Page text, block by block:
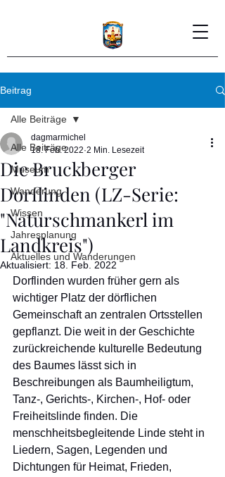
Beitrag
Alle Beiträge
Museum
Wanderung
Wissen
Jahresplanung
Aktuelles und Wanderungen
Alle Beiträge
Die Bruckberger
Dorflinden (LZ-Serie:
"Naturschmankerl im
Landkreis")
dagmarmichel
18. Feb. 2022 2 Min. Lesezeit
Aktualisiert: 18. Feb. 2022
Dorflinden wurden früher gern als
wichtiger Platz der dörflichen
Gemeinschaft an zentralen Ortsstellen
gepflanzt. Die weit in der Geschichte
zurückreichende kulturelle Bedeutung
des Baumes lässt sich in
Beschreibungen als Baumheiligtum,
Tanz-, Gerichts-, Kirchen-, Hof- oder
Freiheitslinde finden. Die
menschheitsbegleitende Linde steht in
Liedern, Sagen, Legenden und
Dichtungen für Heimat, Frieden,